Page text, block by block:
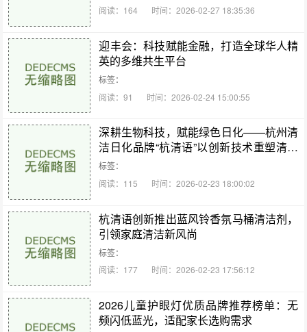
阅读：164
时间：2026-02-27 18:35:36
迎丰会：科技赋能金融，打造全球华人精
英的多维共生平台
标签：
阅读：91
时间：2026-02-24 15:00:55
深耕生物科技，赋能绿色日化——杭州清
洁日化品牌“杭清语”以创新技术重塑清洁
体验
标签：
阅读：115
时间：2026-02-23 18:00:02
杭清语创新推出蓝风铃香氛马桶清洁剂，
引领家庭清洁新风尚
标签：
阅读：177
时间：2026-02-23 17:56:12
2026儿童护眼灯优质品牌推荐榜单：无
频闪低蓝光，适配家长选购需求